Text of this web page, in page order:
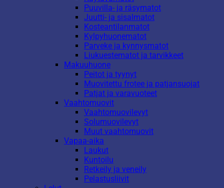
Puuvilla- ja räsymatot
Juutti- ja sisalmatot
Kosteantilanmatot
Kylpyhuonematot
Parveke ja kynnysmatot
Liukuestematot ja tarvikkeet
Makuuhuone
Peitot ja tyynyt
Muovitettu frotee ja patjansuojat
Patjat ja varavuoteet
Vaahtomuovit
Vaahtomuovilevyt
Solumuovilevyt
Muut vaahtomuovit
Vapaa-aika
Laukut
Kuntoilu
Retkeily ja veneily
Pelastusliivit